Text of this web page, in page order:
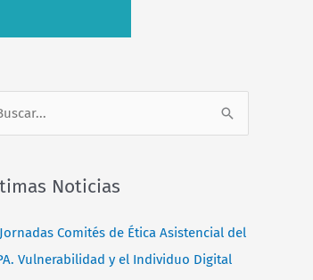
Noticias
Comités de Ética Asistencial del
Vulnerabilidad y el Individuo Digital